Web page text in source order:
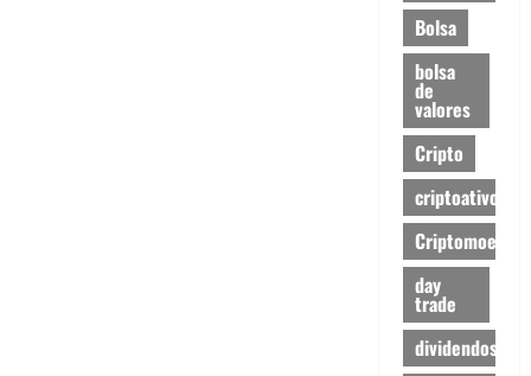
Bolsa
bolsa
de
valores
Cripto
criptoativos
Criptomoedas
day
trade
dividendos